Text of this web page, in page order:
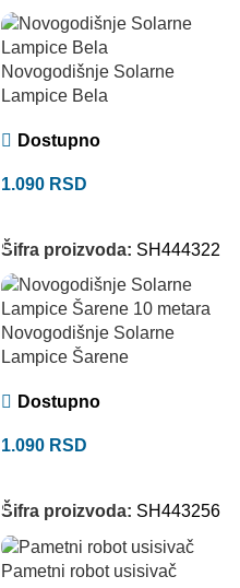
Novogodišnje Solarne
Lampice Bela
Dostupno
1.090 RSD
Šifra proizvoda: SH444322
Novogodišnje Solarne
Lampice Šarene
Dostupno
1.090 RSD
Šifra proizvoda: SH443256
Pametni robot usisivač